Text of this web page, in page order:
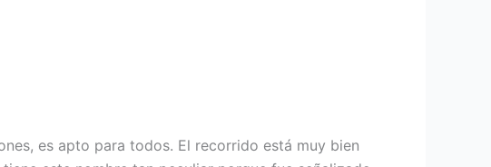
es apto para todos. El recorrido está muy bien